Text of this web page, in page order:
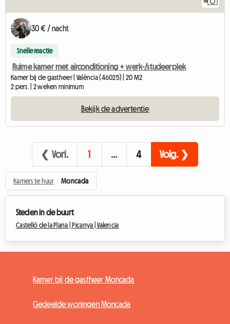
30 € / nacht
Snelle reactie
Ruime kamer met airconditioning + werk-/studeerplek
Kamer bij de gastheer | València (46025) | 20 M2
2 pers. | 2 weken minimum
Bekijk de advertentie
❮ Vori. 1 … 4 Volg. ❯
Kamers te huur › Moncada
Steden in de buurt
Castelló de la Plana | Picanya |Valencia
Kamer bij de gastheer Moncada
Gedeelde woningen Moncada